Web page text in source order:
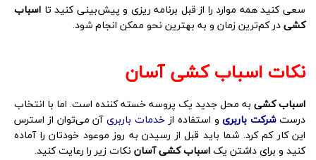
سعی کنید همه موارد را از قبل برنامه ریزی و پیش‌بینی کنید تا اسباب
کشیدر کم‌ترین زمان و به بهترین نحو ممکن انجام شود.
نکات اسباب کشی آسان
اسباب کشی به محل جدید یک پروسه خسته کننده است. اما با انتخاب
درستشرکت باربریو استفاده ازخدمات باربریآن می‌توان از استرس
این کار کم کرد. شما باید قبل از رسیدن به روز موعود خودتان را آماده
کنید و برای داشتن یک اسباب کشی آسان نکات زیر را رعایت کنید.